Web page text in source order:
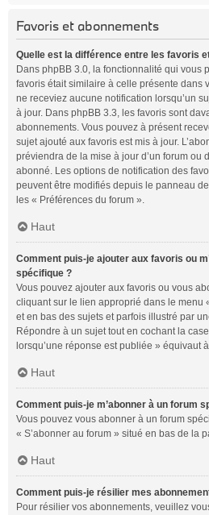
Favoris et abonnements
Quelle est la différence entre les favoris
Dans phpBB 3.0, la fonctionnalité qui vous
favoris était similaire à celle présente dans
ne receviez aucune notification lorsqu’un
à jour. Dans phpBB 3.3, les favoris sont
abonnements. Vous pouvez à présent
sujet ajouté aux favoris est mis à jour.
préviendra de la mise à jour d’un forum ou
abonné. Les options de notification des
peuvent être modifiés depuis le panneau
les « Préférences du forum ».
Haut
Comment puis-je ajouter aux favoris ou
spécifique ?
Vous pouvez ajouter aux favoris ou vous
cliquant sur le lien approprié dans le menu
et en bas des sujets et parfois illustré par
Répondre à un sujet tout en cochant la
lorsqu’une réponse est publiée » équivaut
Haut
Comment puis-je m’abonner à un forum
Vous pouvez vous abonner à un forum
« S’abonner au forum » situé en bas de la
Haut
Comment puis-je résilier mes
Pour résilier vos abonnements, veuillez